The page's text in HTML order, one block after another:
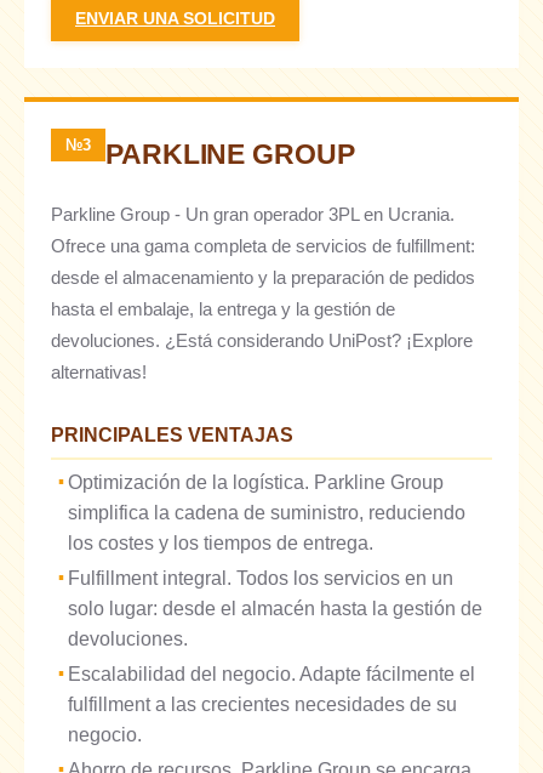
ENVIAR UNA SOLICITUD
№3 PARKLINE GROUP
Parkline Group - Un gran operador 3PL en Ucrania.
Ofrece una gama completa de servicios de fulfillment:
desde el almacenamiento y la preparación de pedidos
hasta el embalaje, la entrega y la gestión de
devoluciones. ¿Está considerando UniPost? ¡Explore
alternativas!
PRINCIPALES VENTAJAS
Optimización de la logística. Parkline Group
simplifica la cadena de suministro, reduciendo
los costes y los tiempos de entrega.
Fulfillment integral. Todos los servicios en un
solo lugar: desde el almacén hasta la gestión de
devoluciones.
Escalabilidad del negocio. Adapte fácilmente el
fulfillment a las crecientes necesidades de su
negocio.